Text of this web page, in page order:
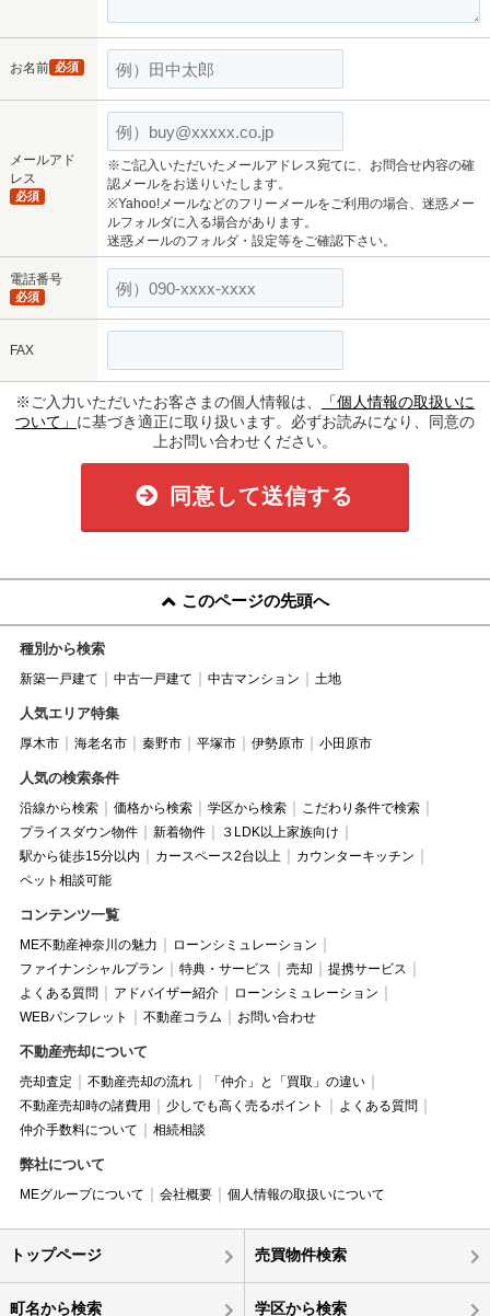
お名前 必須
メールアド
レス
必須
※ご記入いただいたメールアドレス宛てに、お問合せ内容の確
認メールをお送りいたします。
※Yahoo!メールなどのフリーメールをご利用の場合、迷惑メー
ルフォルダに入る場合があります。
迷惑メールのフォルダ・設定等をご確認下さい。
電話番号
必須
FAX
※ご入力いただいたお客さまの個人情報は、
「個人情報の取扱いに
ついて」 に基づき適正に取り扱います。必ずお読みになり、同意の
上お問い合わせください。
同意して送信する
このページの先頭へ
種別から検索
新築一戸建て 中古一戸建て 中古マンション 土地
人気エリア特集
厚木市 海老名市 秦野市 平塚市 伊勢原市 小田原市
人気の検索条件
沿線から検索 価格から検索 学区から検索
こだわり条件で検索
プライスダウン物件
新着物件
３LDK以上家族向け
駅から徒歩15分以内
カースペース2台以上
カウンターキッチン
ペット相談可能
コンテンツ一覧
ME不動産神奈川の魅力
ローンシミュレーション
ファイナンシャルプラン
特典・サービス 売却
提携サービス
よくある質問
アドバイザー紹介
ローンシミュレーション
WEBパンフレット
不動産コラム お問い合わせ
不動産売却について
売却査定 不動産売却の流れ
「仲介」と「買取」の違い
不動産売却時の諸費用
少しでも高く売るポイント
よくある質問
仲介手数料について
相続相談
弊社について
MEグループについて 会社概要 個人情報の取扱いについて
トップページ 売買物件検索
町名から検索 学区から検索